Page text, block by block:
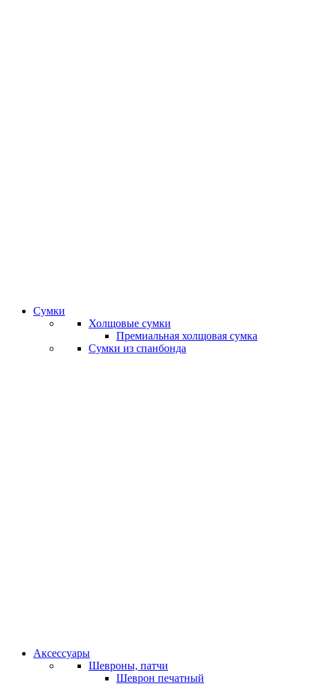
Сумки
Холщовые сумки
Премиальная холщовая сумка
Сумки из спанбонда
Аксессуары
Шевроны, патчи
Шеврон печатный